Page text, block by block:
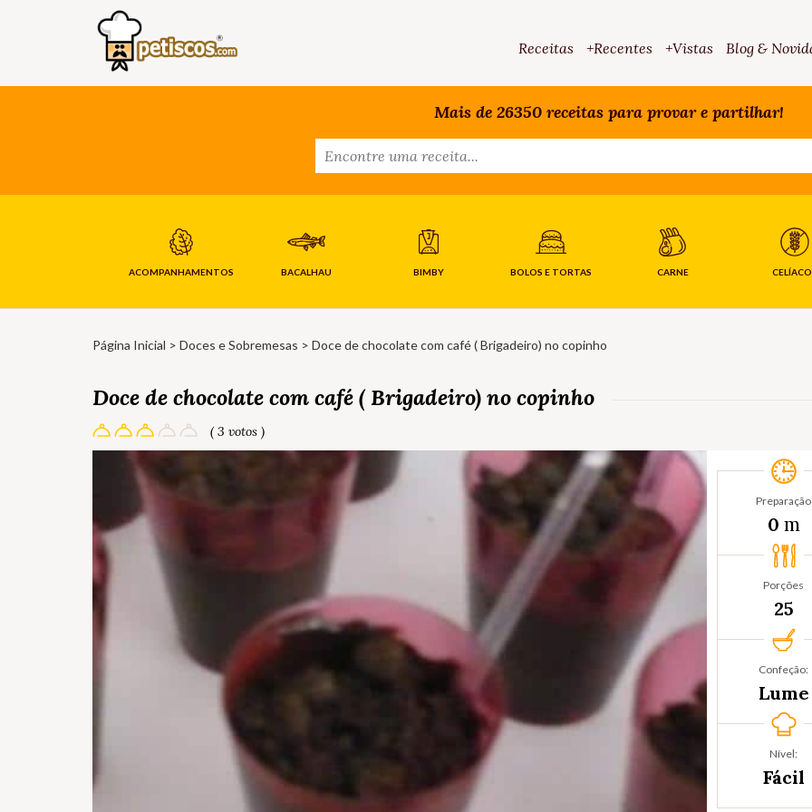
Receitas +Recentes +Vistas Blog &
Mais de 26350 receitas para provar e partilhar!
ACOMPANHAMENTOS BACALHAU BIMBY BOLOS E TORTAS CARNE
Página Inicial > Doces e Sobremesas > Doce de chocolate com café ( Brigadeiro) no copinho
Doce de chocolate com café ( Brigadeiro) no copinho
( 3 votos )
Preparação
0 m
Porções
25
Confeção:
Lume
Nível:
Fácil